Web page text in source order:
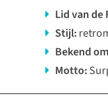
Lid van de
Stijl:
Bekend om
Motto: